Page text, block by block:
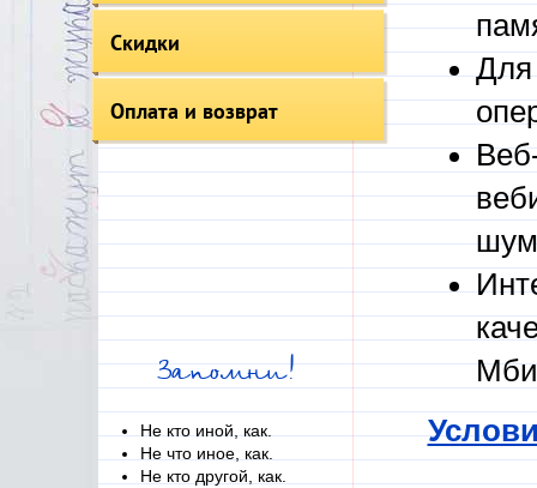
Скидки
Оплата и возврат
Запомни!
Не кто иной, как.
Не что иное, как.
Не кто другой, как.
Для